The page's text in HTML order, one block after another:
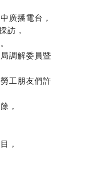
廣播電台，
訪，
調解委員暨
工朋友們許
，
，